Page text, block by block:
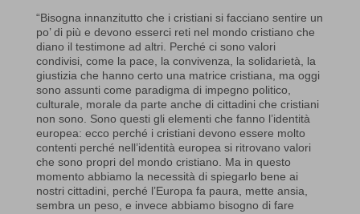
“Bisogna innanzitutto che i cristiani si facciano sentire un
po’ di più e devono esserci reti nel mondo cristiano che
diano il testimone ad altri. Perché ci sono valori
condivisi, come la pace, la convivenza, la solidarietà, la
giustizia che hanno certo una matrice cristiana, ma oggi
sono assunti come paradigma di impegno politico,
culturale, morale da parte anche di cittadini che cristiani
non sono. Sono questi gli elementi che fanno l’identità
europea: ecco perché i cristiani devono essere molto
contenti perché nell’identità europea si ritrovano valori
che sono propri del mondo cristiano. Ma in questo
momento abbiamo la necessità di spiegarlo bene ai
nostri cittadini, perché l’Europa fa paura, mette ansia,
sembra un peso, e invece abbiamo bisogno di fare